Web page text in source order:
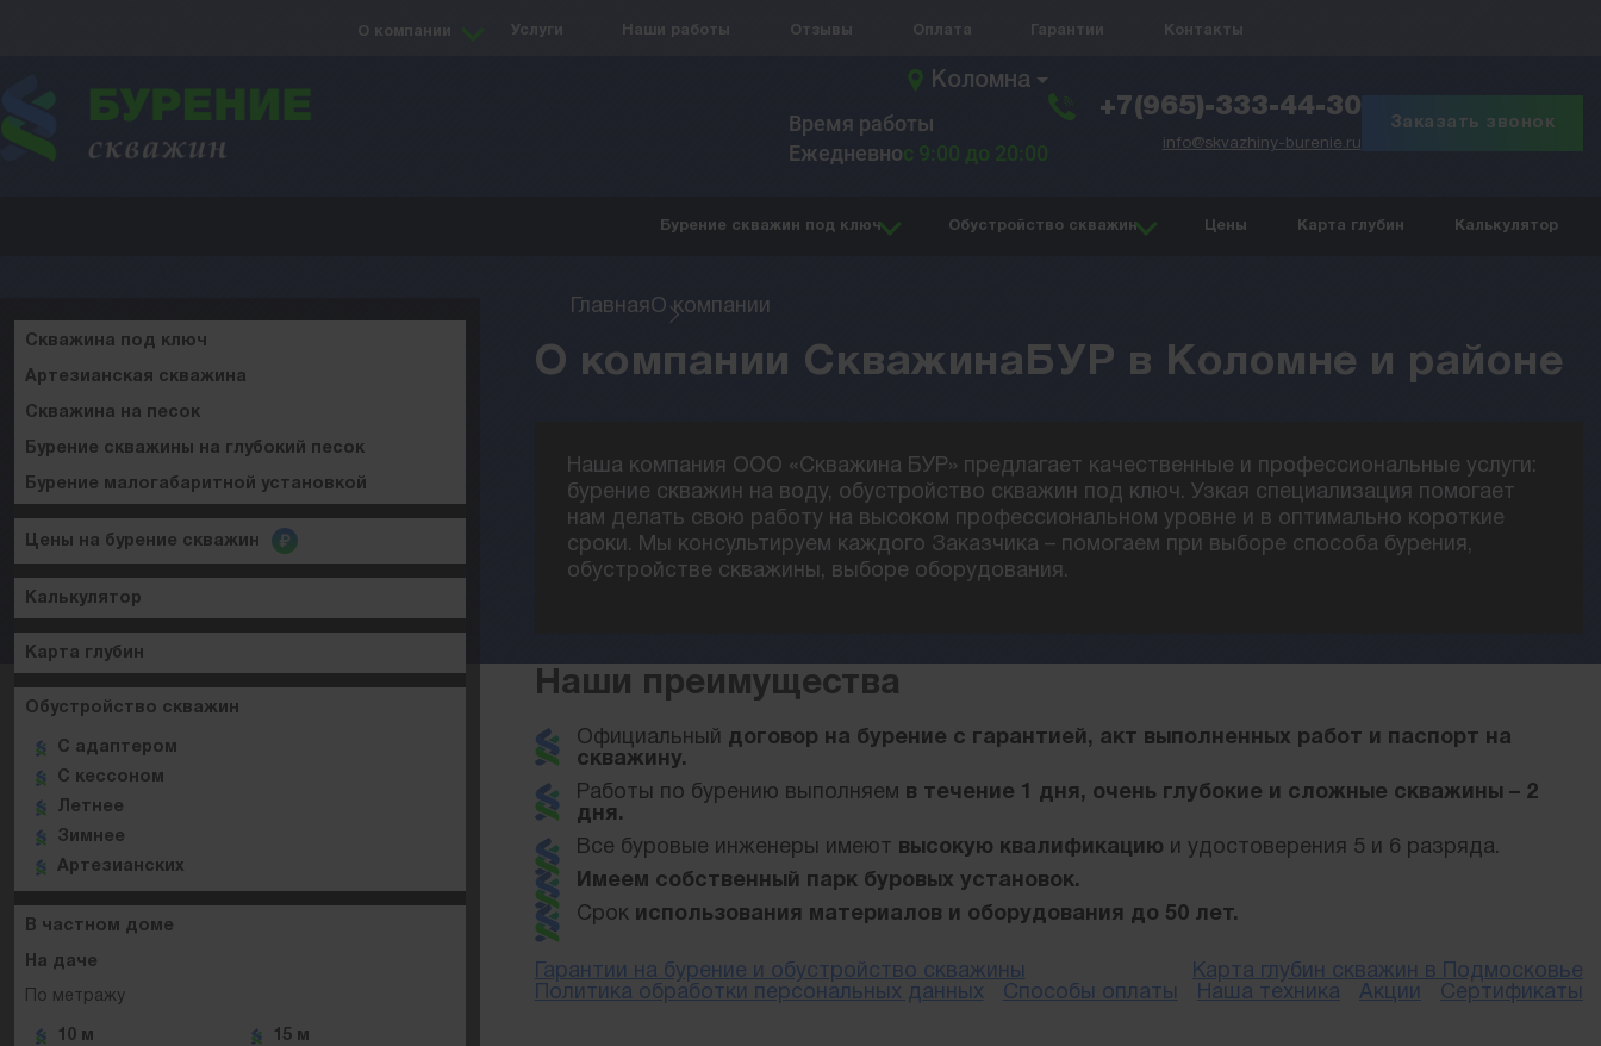
О компании Услуги Наши работы Отзывы Оплата Гарантии Контакты
Коломна
Время работы
Ежедневнос 9:00 до 20:00
+7(965)-333-44-30
info@skvazhiny-burenie.ru
Заказать звонок
Бурение скважин под ключ Обустройство скважин Цены Карта глубин Калькулятор
Скважина под ключ
Артезианская скважина
Скважина на песок
Бурение скважины на глубокий песок
Бурение малогабаритной установкой
Цены на бурение скважин
Калькулятор
Карта глубин
Обустройство скважин
C адаптером
C кессоном
Летнее
Зимнее
Артезианских
В частном доме
На даче
По метражу
10 м
15 м
ГлавнаяО компании
О компании СкважинаБУР в Коломне и районе
Наша компания ООО «Скважина БУР» предлагает качественные и профессиональные услуги:
бурение скважин на воду, обустройство скважин под ключ. Узкая специализация помогает
нам делать свою работу на высоком профессиональном уровне и в оптимально короткие
сроки. Мы консультируем каждого Заказчика – помогаем при выборе способа бурения,
обустройстве скважины, выборе оборудования.
Наши преимущества
Официальный договор на бурение с гарантией, акт выполненных работ и паспорт на
скважину.
Работы по бурению выполняем в течение 1 дня, очень глубокие и сложные скважины – 2
дня.
Все буровые инженеры имеют высокую квалификацию и удостоверения 5 и 6 разряда.
Имеем собственный парк буровых установок.
Срок использования материалов и оборудования до 50 лет.
Гарантии на бурение и обустройство скважины
Карта глубин скважин в Подмосковье
Политика обработки персональных данных
Способы оплаты Наша техника Акции Сертификаты